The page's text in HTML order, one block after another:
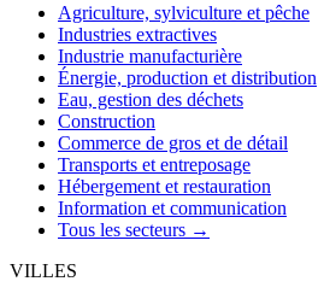
Agriculture, sylviculture et pêche
Industries extractives
Industrie manufacturière
Énergie, production et distribution
Eau, gestion des déchets
Construction
Commerce de gros et de détail
Transports et entreposage
Hébergement et restauration
Information et communication
Tous les secteurs →
VILLES